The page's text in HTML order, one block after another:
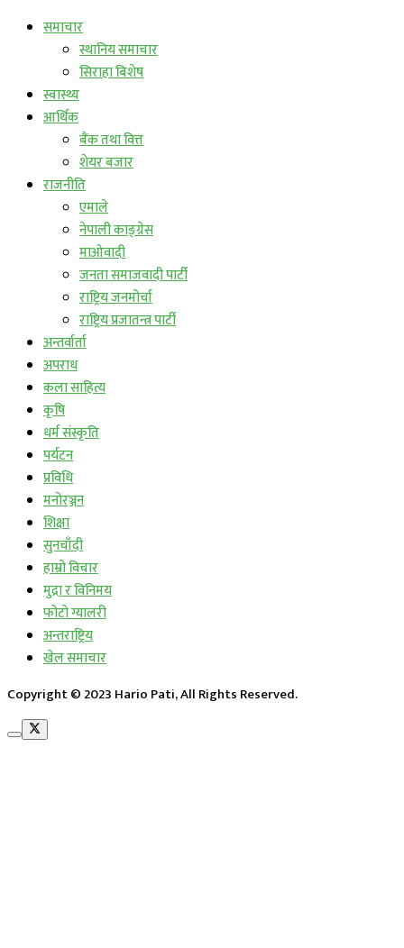
समाचार
स्थानिय समाचार
सिराहा बिशेष
स्वास्थ्य
आर्थिक
बैंक तथा वित्त
शेयर बजार
राजनीति
एमाले
नेपाली काङ्ग्रेस
माओवादी
जनता समाजवादी पार्टी
राष्ट्रिय जनमोर्चा
राष्ट्रिय प्रजातन्त्र पार्टी
अन्तर्वार्ता
अपराध
कला साहित्य
कृषि
धर्म संस्कृति
पर्यटन
प्रविधि
मनोरञ्जन
शिक्षा
सुनचाँदी
हाम्रो विचार
मुद्रा र विनिमय
फोटो ग्यालरी
अन्तराष्ट्रिय
खेल समाचार
Copyright © 2023 Hario Pati, All Rights Reserved.